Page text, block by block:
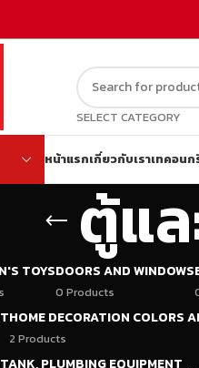
SELECT CATEGORY
หน้าแรกเกี่ยวกับเราเทคอนก
ตู้แ
TOYSDOORS AND WINDOWS
0 Products
HOME DECORATION COLORS
2 Products
PLUMBING EQUIPMENT